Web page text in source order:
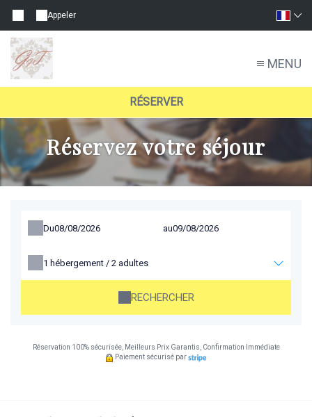
Appeler
MENU
RÉSERVER
Réservez votre séjour
Du au
1 hébergement / 2 adultes
RECHERCHER
Réservation 100% sécurisée, Meilleurs Prix Garantis, Confirmation Immédiate
Paiement sécurisé par